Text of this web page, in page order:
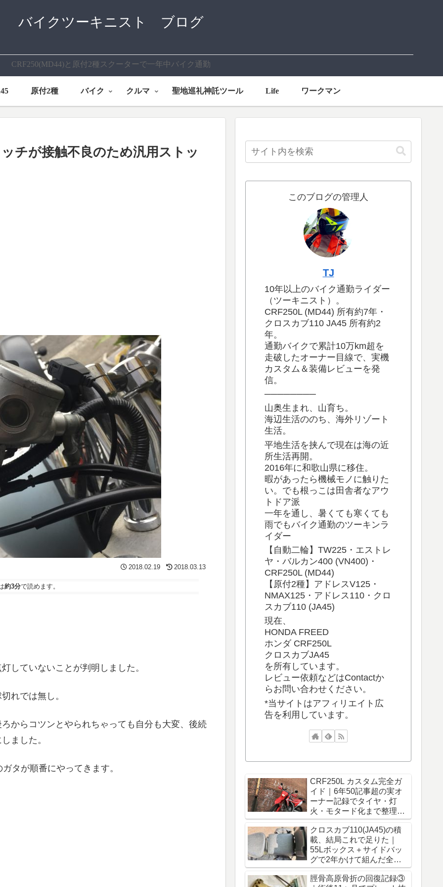
バイクツーキニスト ブログ
CRF250(MD44)と原付2種スクーターで一年中バイク通勤
原付2種 バイク クルマ 聖地巡礼神託ツール Life ワークマン
チが接触不良のため汎用ストッ
2018.02.19 2018.03.13
約3分で読めます。
していないことが判明しました。
れでは無し。
からコツンとやられちゃっても自分も大変、後続
ました。
タが順番にやってきます。
このブログの管理人
TJ
10年以上のバイク通勤ライダー
（ツーキニスト）。
CRF250L (MD44) 所有約7年・
クロスカブ110 JA45 所有約2
年。
通勤バイクで累計10万km超を
走破したオーナー目線で、実機
カスタム＆装備レビューを発
信。
────────
山奥生まれ、山育ち。
海辺生活ののち、海外リゾート
生活。
平地生活を挟んで現在は海の近
所生活再開。
2016年に和歌山県に移住。
暇があったら機械モノに触りた
い。でも根っこは田舎者なアウ
トドア派
一年を通し、暑くても寒くても
雨でもバイク通勤のツーキンラ
イダー
【自動二輪】TW225・エストレ
ヤ・バルカン400 (VN400)・
CRF250L (MD44)
【原付2種】アドレスV125・
NMAX125・アドレス110・クロ
スカブ110 (JA45)
現在、
HONDA FREED
ホンダ CRF250L
クロスカブJA45
を所有しています。
レビュー依頼などはContactか
らお問い合わせください。
*当サイトはアフィリエイト広
告を利用しています。
CRF250L カスタム完全ガ
イド｜6年50記事超の実オ
ーナー記録でタイヤ・灯
火・モタード化まで整理
【保存版】
クロスカブ110(JA45)の積
載、結局これで足りた｜
55Lボックス＋サイドバッ
グで2年かけて組んだ全構
成【保存版】
脛骨高原骨折の回復記録③